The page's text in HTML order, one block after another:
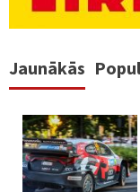
Jaunākās